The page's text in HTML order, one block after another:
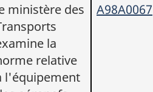
ministère des
la
relative
l'équipement
A98A0067